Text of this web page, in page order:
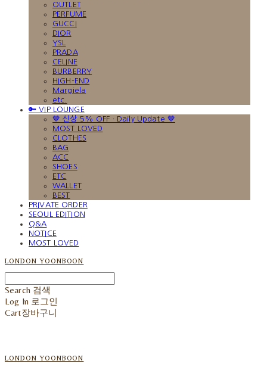
OUTLET
PERFUME
GUCCI
DIOR
YSL
PRADA
CELINE
BURBERRY
HIGH-END
Margiela
etc.
🔑 VIP LOUNGE
🤎 신상 5% OFF · Daily Update 🤎
MOST LOVED
CLOTHES
BAG
ACC
SHOES
ETC
WALLET
BEST
PRIVATE ORDER
SEOUL EDITION
Q&A
NOTICE
MOST LOVED
LONDON YOONBOON
Search 검색
Log In 로그인
Cart장바구니
LONDON YOONBOON